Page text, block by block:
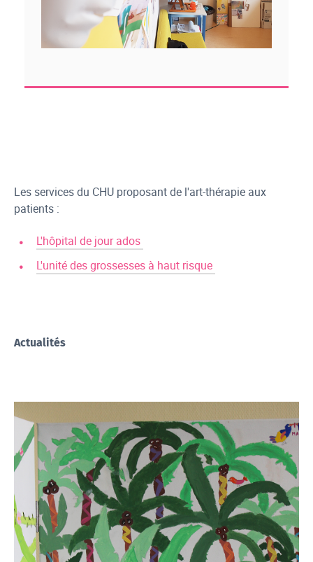
Les services du CHU proposant de l'art-thérapie aux
patients :
L'hôpital de jour ados
L'unité des grossesses à haut risque
Actualités